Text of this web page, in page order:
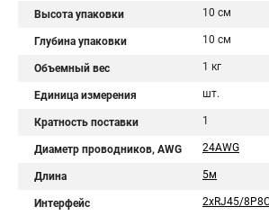
Высота упаковки 10 см
Глубина упаковки 10 см
Объемный вес 1 кг
Единица измерения шт.
Кратность поставки 1
Диаметр проводников, AWG 24AWG
Длина 5м
Интерфейс 2хRJ45/